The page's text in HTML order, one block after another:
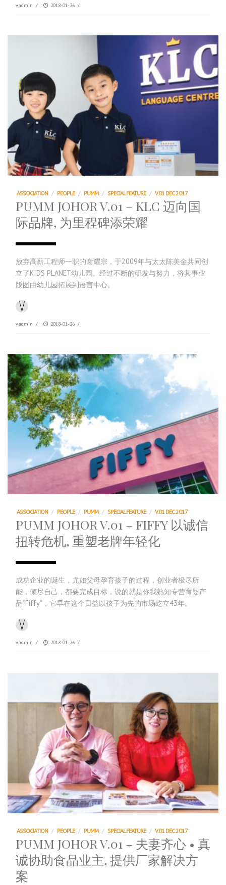
vadmin / 2018-01-26 /
ASSOCIATION / PEOPLE / PUMM / SPECIAL FEATURE / V.01 DEC 2017
PUMM JOHOR V.01 – KLC 迈向国
际品牌, 为里程碑添荣耀
放弃高薪工程师一职的谢耀宗，于2009年与太太陈美金共同创
立了KIDS PLANET幼儿园。经过不断的研发与努力，将其事业
版图由幼儿园拓展到语言中心。
vadmin / 2018-01-26 /
ASSOCIATION / PEOPLE / PUMM / SPECIAL FEATURE / V.01 DEC 2017
PUMM JOHOR V.01 – FIFFY 以诚信
扭转危机, 重塑老牌年轻化
成功企业的诞生，尤如父母孕育孩子的过程，创业者极尽所
能，倾尽自己，都要完成目标，说的就是你我熟知专营育婴产
品“Fiffy”，它早在这个日益以孩子为先的市场屹立43年。
vadmin / 2018-01-26 /
ASSOCIATION / PEOPLE / PUMM / SPECIAL FEATURE / V.01 DEC 2017
PUMM JOHOR V.01 – 夫妻齐心 • 真
诚协助食品业主, 提供厂家解决方
案